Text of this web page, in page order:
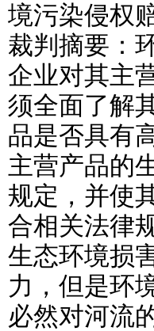
境污染侵权
裁判摘要：
企业对其主
须全面了解
品是否具有
主营产品的
规定，并使
合相关法律
生态环境损
力，但是环
必然对河流